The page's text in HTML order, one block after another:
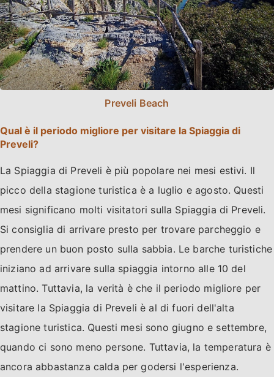
Preveli Beach
Qual è il periodo migliore per visitare la Spiaggia di
Preveli?
La Spiaggia di Preveli è più popolare nei mesi estivi. Il
picco della stagione turistica è a luglio e agosto. Questi
mesi significano molti visitatori sulla Spiaggia di Preveli.
Si consiglia di arrivare presto per trovare parcheggio e
prendere un buon posto sulla sabbia. Le barche turistiche
iniziano ad arrivare sulla spiaggia intorno alle 10 del
mattino. Tuttavia, la verità è che il periodo migliore per
visitare la Spiaggia di Preveli è al di fuori dell'alta
stagione turistica. Questi mesi sono giugno e settembre,
quando ci sono meno persone. Tuttavia, la temperatura è
ancora abbastanza calda per godersi l'esperienza.